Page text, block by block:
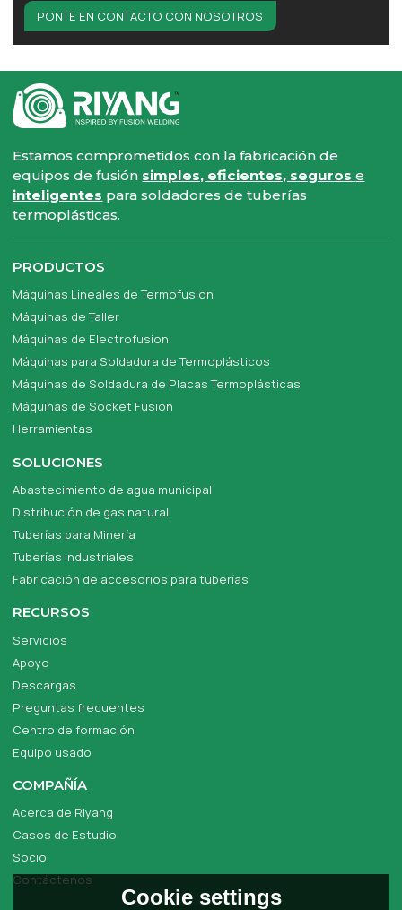
PONTE EN CONTACTO CON NOSOTROS
Estamos comprometidos con la fabricación de
equipos de fusión simples, eficientes, segurose
inteligentes para soldadores de tuberías
termoplásticas.
PRODUCTOS
Máquinas Lineales de Termofusion
Máquinas de Taller
Máquinas de Electrofusion
Máquinas para Soldadura de Termoplásticos
Máquinas de Soldadura de Placas Termoplásticas
Máquinas de Socket Fusion
Herramientas
SOLUCIONES
Abastecimiento de agua municipal
Distribución de gas natural
Tuberías para Minería
Tuberías industriales
Fabricación de accesorios para tuberías
RECURSOS
Servicios
Apoyo
Descargas
Preguntas frecuentes
Centro de formación
Equipo usado
COMPAÑÍA
Acerca de Riyang
Casos de Estudio
Socio
Contáctenos
Cookie settings